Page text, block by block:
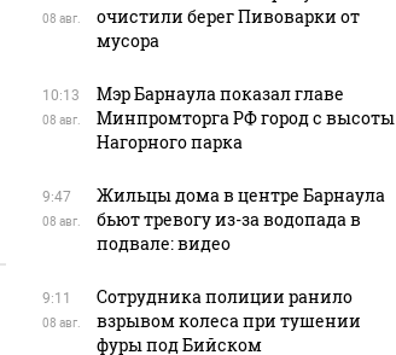
08 авг.
очистили берег Пивоварки от
мусора
10:13
08 авг.
Мэр Барнаула показал главе
Минпромторга РФ город с высоты
Нагорного парка
9:47
08 авг.
Жильцы дома в центре Барнаула
бьют тревогу из-за водопада в
подвале: видео
9:11
08 авг.
Сотрудника полиции ранило
взрывом колеса при тушении
фуры под Бийском